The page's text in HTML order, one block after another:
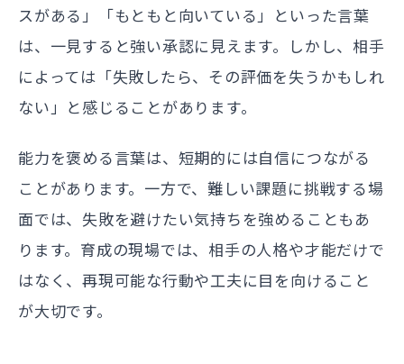
スがある」「もともと向いている」といった言葉
は、一見すると強い承認に見えます。しかし、相手
によっては「失敗したら、その評価を失うかもしれ
ない」と感じることがあります。
能力を褒める言葉は、短期的には自信につながる
ことがあります。一方で、難しい課題に挑戦する場
面では、失敗を避けたい気持ちを強めることもあ
ります。育成の現場では、相手の人格や才能だけで
はなく、再現可能な行動や工夫に目を向けること
が大切です。